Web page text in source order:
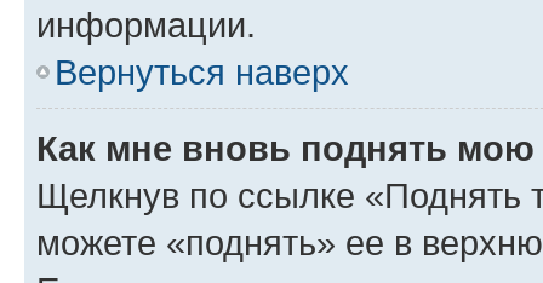
информации.
Вернуться наверх
Как мне вновь поднять мою
Щелкнув по ссылке «Поднять
можете «поднять» ее в